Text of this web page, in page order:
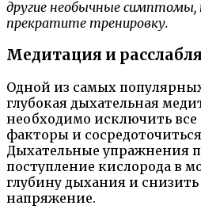
другие необычные симптомы,
прекратите тренировку.
Медитация и
Одной из самых
глубокая дыхательная
необходимо исключить
факторы и
Дыхательные упражнения
поступление кислорода в
глубину дыхания и
напряжение.